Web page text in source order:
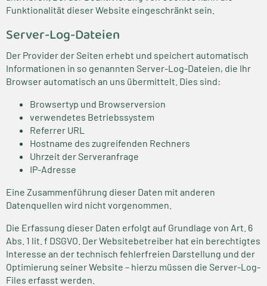
Funktionalität dieser Website eingeschränkt sein.
Server-Log-Dateien
Der Provider der Seiten erhebt und speichert automatisch
Informationen in so genannten Server-Log-Dateien, die Ihr
Browser automatisch an uns übermittelt. Dies sind:
Browsertyp und Browserversion
verwendetes Betriebssystem
Referrer URL
Hostname des zugreifenden Rechners
Uhrzeit der Serveranfrage
IP-Adresse
Eine Zusammenführung dieser Daten mit anderen
Datenquellen wird nicht vorgenommen.
Die Erfassung dieser Daten erfolgt auf Grundlage von Art. 6
Abs. 1 lit. f DSGVO. Der Websitebetreiber hat ein berechtigtes
Interesse an der technisch fehlerfreien Darstellung und der
Optimierung seiner Website – hierzu müssen die Server-Log-
Files erfasst werden.